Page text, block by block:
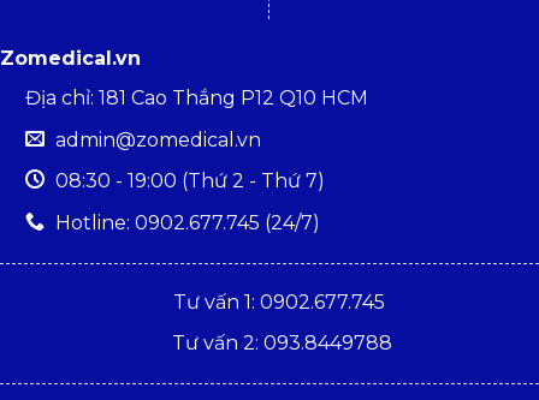
Zomedical.vn
Địa chỉ: 181 Cao Thắng P12 Q10 HCM
admin@zomedical.vn
08:30 - 19:00 (Thứ 2 - Thứ 7)
Hotline: 0902.677.745 (24/7)
Tư vấn 1: 0902.677.745
Tư vấn 2: 093.8449788